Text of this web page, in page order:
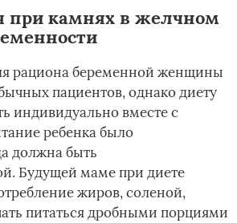
при камнях в желчном
рациона беременной женщины
пациентов, однако диету
индивидуально вместе с
ребенка было
должна быть
Будущей маме при диете
жиров, соленой,
питаться дробными порциями